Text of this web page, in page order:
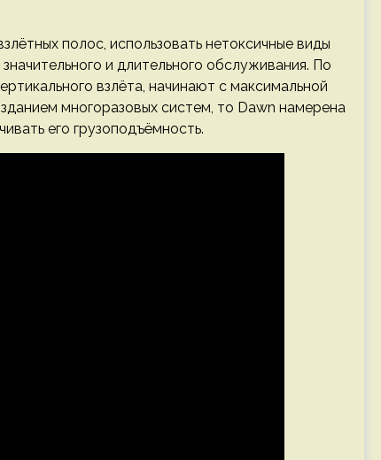
полос, использовать нетоксичные виды
и длительного обслуживания. По
взлёта, начинают с максимальной
многоразовых систем, то Dawn намерена
его грузоподъёмность.